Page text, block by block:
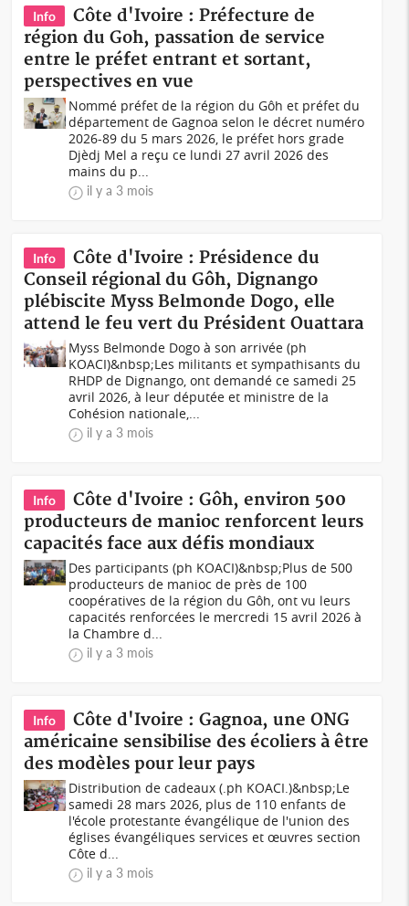
Info
Côte d'Ivoire : Préfecture de
région du Goh, passation de service
entre le préfet entrant et sortant,
perspectives en vue
Nommé préfet de la région du Gôh et préfet du
département de Gagnoa selon le décret numéro
2026-89 du 5 mars 2026, le préfet hors grade
Djèdj Mel a reçu ce lundi 27 avril 2026 des
mains du p...
il y a 3 mois
Info
Côte d'Ivoire : Présidence du
Conseil régional du Gôh, Dignango
plébiscite Myss Belmonde Dogo, elle
attend le feu vert du Président Ouattara
Myss Belmonde Dogo à son arrivée (ph
KOACI)&nbsp;Les militants et sympathisants du
RHDP de Dignango, ont demandé ce samedi 25
avril 2026, à leur députée et ministre de la
Cohésion nationale,...
il y a 3 mois
Info
Côte d'Ivoire : Gôh, environ 500
producteurs de manioc renforcent leurs
capacités face aux défis mondiaux
Des participants (ph KOACI)&nbsp;Plus de 500
producteurs de manioc de près de 100
coopératives de la région du Gôh, ont vu leurs
capacités renforcées le mercredi 15 avril 2026 à
la Chambre d...
il y a 3 mois
Info
Côte d'Ivoire : Gagnoa, une ONG
américaine sensibilise des écoliers à être
des modèles pour leur pays
Distribution de cadeaux (.ph KOACI.)&nbsp;Le
samedi 28 mars 2026, plus de 110 enfants de
l'école protestante évangélique de l'union des
églises évangéliques services et œuvres section
Côte d...
il y a 3 mois